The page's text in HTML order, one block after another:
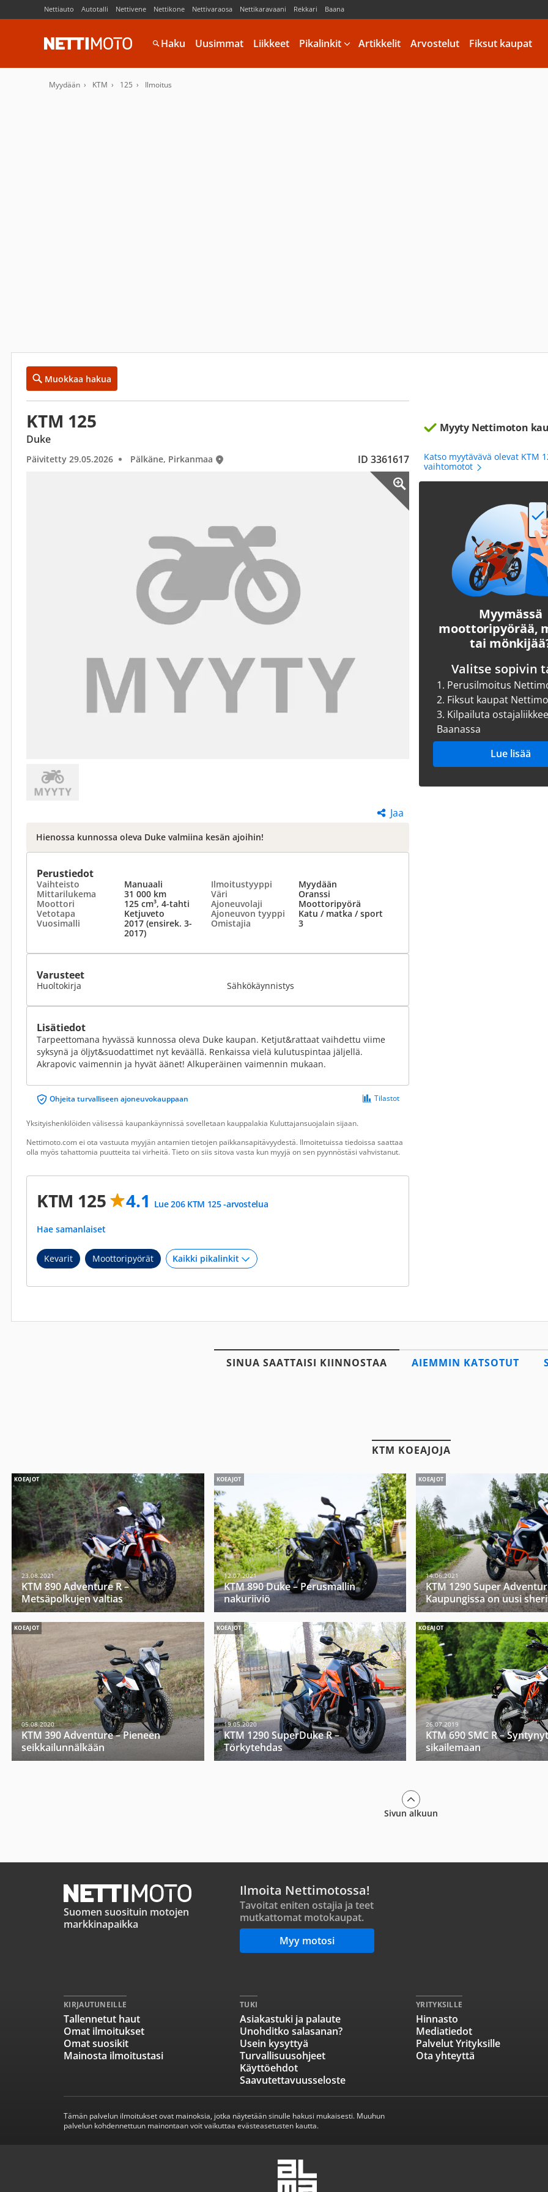
Nettiauto Autotalli Nettivene Nettikone Nettivaraosa Nettikaravaani Rekkari Baana
Haku Uusimmat Liikkeet Pikalinkit Artikkelit Arvostelut Fiksut kaupat
Myydään KTM 125 Ilmoitus
Muokkaa hakua
KTM 125
Duke
Päivitetty 29.05.2026 Pälkäne, Pirkanmaa ID 3361617
Jaa
Hienossa kunnossa oleva Duke valmiina kesän ajoihin!
Perustiedot
Vaihteisto Manuaali Ilmoitustyyppi
Myydään
Mittarilukema
31 000 km Väri
Oranssi
Moottori
125 cm³, 4-tahti Ajoneuvolaji
Moottoripyörä
Vetotapa
Ketjuveto Ajoneuvon tyyppi
Katu / matka / sport
Vuosimalli
2017 (ensirek. 3-
2017)
Omistajia 3
Varusteet
Huoltokirja Sähkökäynnistys
Lisätiedot
Tarpeettomana hyvässä kunnossa oleva Duke kaupan. Ketjut&rattaat vaihdettu viime
syksynä ja öljyt&suodattimet nyt keväällä. Renkaissa vielä kulutuspintaa jäljellä.
Akrapovic vaimennin ja hyvät äänet! Alkuperäinen vaimennin mukaan.
Ohjeita turvalliseen ajoneuvokauppaan Tilastot
Yksityishenkilöiden välisessä kaupankäynnissä sovelletaan kauppalakia Kuluttajansuojalain sijaan.
Nettimoto.com ei ota vastuuta myyjän antamien tietojen paikkansapitävyydestä. Ilmoitetuissa tiedoissa saattaa
olla myös tahattomia puutteita tai virheitä. Tieto on siis sitova vasta kun myyjä on sen pyynnöstäsi vahvistanut.
KTM 125 4.1 Lue 206 KTM 125 -arvostelua
Hae samanlaiset
Kevarit Moottoripyörät
Myyty Nettimoton
Katso myytävävä olevat KTM
vaihtomotot
Myymässä
moottoripyörää,
tai
Valitse sopivin
1. Perusilmoitus
2. Fiksut kaupat
3. Kilpailuta
Baanassa
Lue lisää
SINUA SAATTAISI KIINNOSTAA AIEMMIN KATSOTUT
KTM KOEAJOJA
KOEAJOT
23.08.2021
KTM 890 Adventure R –
Metsäpolkujen valtias
KOEAJOT
12.07.2021
KTM 890 Duke – Perusmallin
nakuriiviö
KOEAJOT
14.06.2021
KTM 1290 Super
Kaupungissa on uusi
KOEAJOT
05.08.2020
KTM 390 Adventure – Pieneen
seikkailunnälkään
KOEAJOT
19.05.2020
KTM 1290 SuperDuke R –
Törkytehdas
KOEAJOT
26.07.2019
KTM 690 SMC R – Syntynyt
sikailemaan
Sivun alkuun
Suomen suosituin motojen
markkinapaikka
Ilmoita Nettimotossa!
Tavoitat eniten ostajia ja teet
mutkattomat motokaupat.
Myy motosi
KIRJAUTUNEILLE
Tallennetut haut
Omat ilmoitukset
Omat suosikit
Mainosta ilmoitustasi
TUKI
Asiakastuki ja palaute
Unohditko salasanan?
Usein kysyttyä
Turvallisuusohjeet
Käyttöehdot
Saavutettavuusseloste
YRITYKSILLE
Hinnasto
Mediatiedot
Palvelut Yrityksille
Ota yhteyttä
Tämän palvelun ilmoitukset ovat mainoksia, jotka näytetään sinulle hakusi mukaisesti. Muuhun
palvelun kohdennettuun mainontaan voit vaikuttaa evästeasetusten kautta.